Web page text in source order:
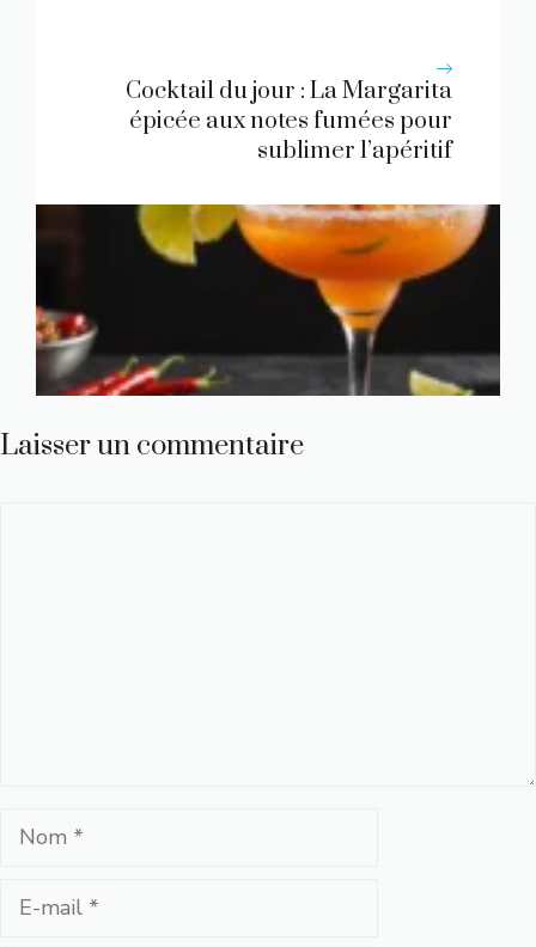
Cocktail du jour : La Margarita
épicée aux notes fumées pour
sublimer l’apéritif
Laisser un commentaire
Nom